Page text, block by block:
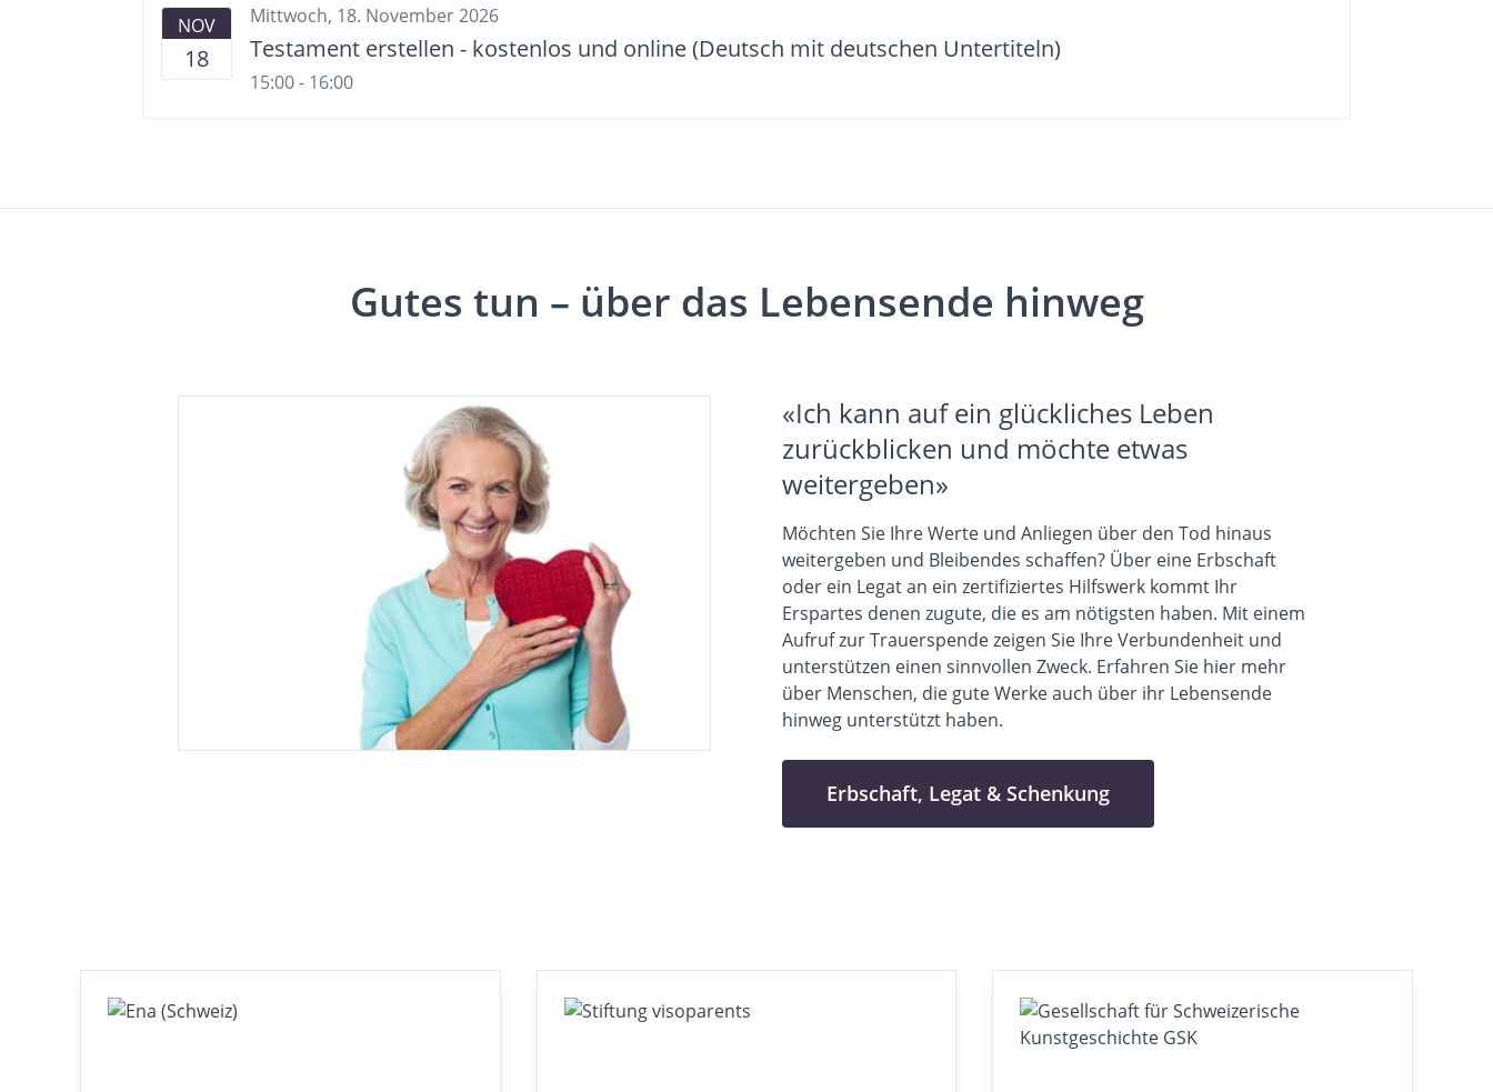
NOV
18
Mittwoch, 18. November 2026
Testament erstellen - kostenlos und online (Deutsch mit deutschen Untertiteln)
15:00 - 16:00
Gutes tun – über das Lebensende hinweg
«Ich kann auf ein glückliches Leben
zurückblicken und möchte etwas
weitergeben»
Möchten Sie Ihre Werte und Anliegen über den Tod hinaus
weitergeben und Bleibendes schaffen? Über eine Erbschaft
oder ein Legat an ein zertifiziertes Hilfswerk kommt Ihr
Erspartes denen zugute, die es am nötigsten haben. Mit einem
Aufruf zur Trauerspende zeigen Sie Ihre Verbundenheit und
unterstützen einen sinnvollen Zweck. Erfahren Sie hier mehr
über Menschen, die gute Werke auch über ihr Lebensende
hinweg unterstützt haben.
Erbschaft, Legat & Schenkung